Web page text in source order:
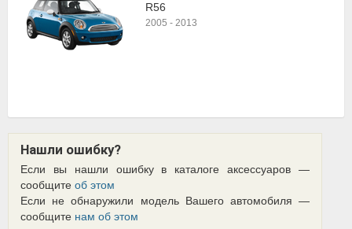
R56
2005 - 2013
Нашли ошибку?
Если вы нашли ошибку в каталоге аксессуаров —
сообщите об этом
Если не обнаружили модель Вашего автомобиля —
сообщите нам об этом